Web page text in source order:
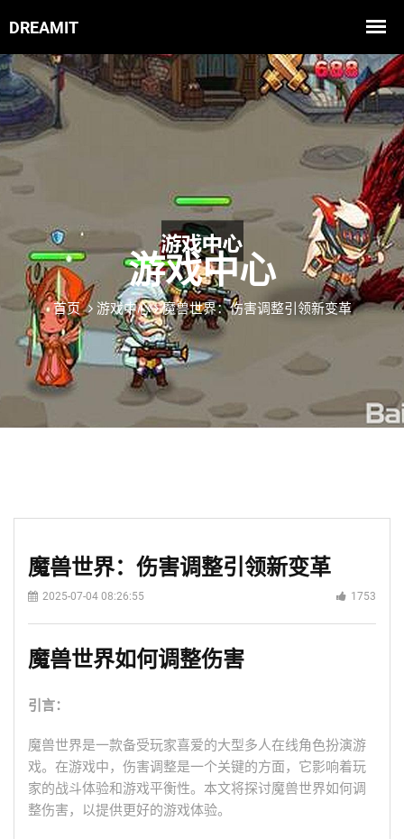
游戏中心
首页 游戏中心 魔兽世界：伤害调整引领新变革
魔兽世界：伤害调整引领新变革
2025-07-04 08:26:55 1753
魔兽世界如何调整伤害
引言：
魔兽世界是一款备受玩家喜爱的大型多人在线角色扮演游
戏。在游戏中，伤害调整是一个关键的方面，它影响着玩
家的战斗体验和游戏平衡性。本文将探讨魔兽世界如何调
整伤害，以提供更好的游戏体验。